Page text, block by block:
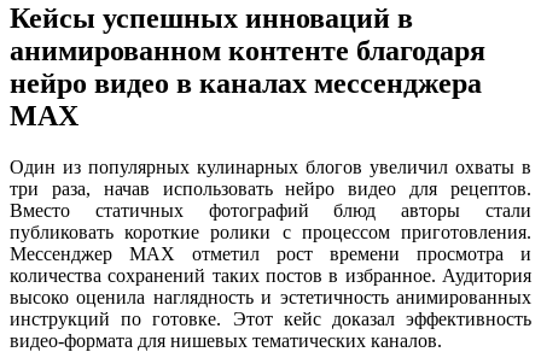
Кейсы успешных инноваций в
анимированном контенте благодаря
нейро видео в каналах мессенджера
MAX
Один из популярных кулинарных блогов увеличил охваты в
три раза, начав использовать нейро видео для рецептов.
Вместо статичных фотографий блюд авторы стали
публиковать короткие ролики с процессом приготовления.
Мессенджер MAX отметил рост времени просмотра и
количества сохранений таких постов в избранное. Аудитория
высоко оценила наглядность и эстетичность анимированных
инструкций по готовке. Этот кейс доказал эффективность
видео-формата для нишевых тематических каналов.